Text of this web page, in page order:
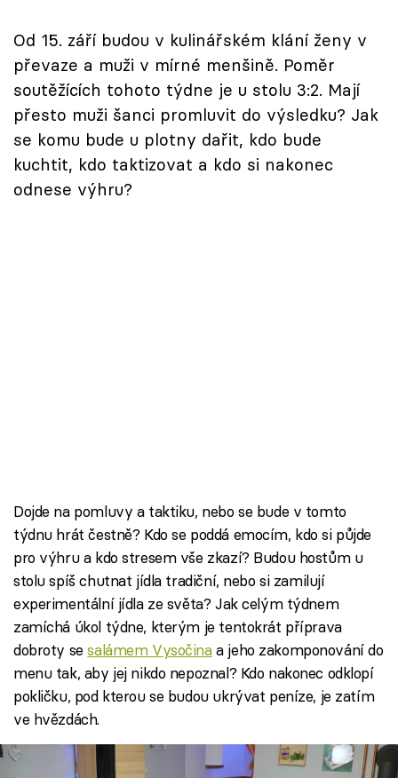
Sledujte prima+
Přihlášení
Sledujte nás
Od 15. září budou v kulinářském klání ženy v
převaze a muži v mírné menšině. Poměr
soutěžících tohoto týdne je u stolu 3:2. Mají
přesto muži šanci promluvit do výsledku? Jak
se komu bude u plotny dařit, kdo bude
kuchtit, kdo taktizovat a kdo si nakonec
odnese výhru?
Dojde na pomluvy a taktiku, nebo se bude v tomto
týdnu hrát čestně? Kdo se poddá emocím, kdo si půjde
pro výhru a kdo stresem vše zkazí? Budou hostům u
stolu spíš chutnat jídla tradiční, nebo si zamilují
experimentální jídla ze světa? Jak celým týdnem
zamíchá úkol týdne, kterým je tentokrát příprava
dobroty sesalámem Vysočinaa jeho zakomponování do
menu tak, aby jej nikdo nepoznal? Kdo nakonec odklopí
pokličku, pod kterou se budou ukrývat peníze, je zatím
ve hvězdách.